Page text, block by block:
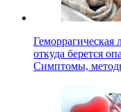
откуда берется
Симптомы,